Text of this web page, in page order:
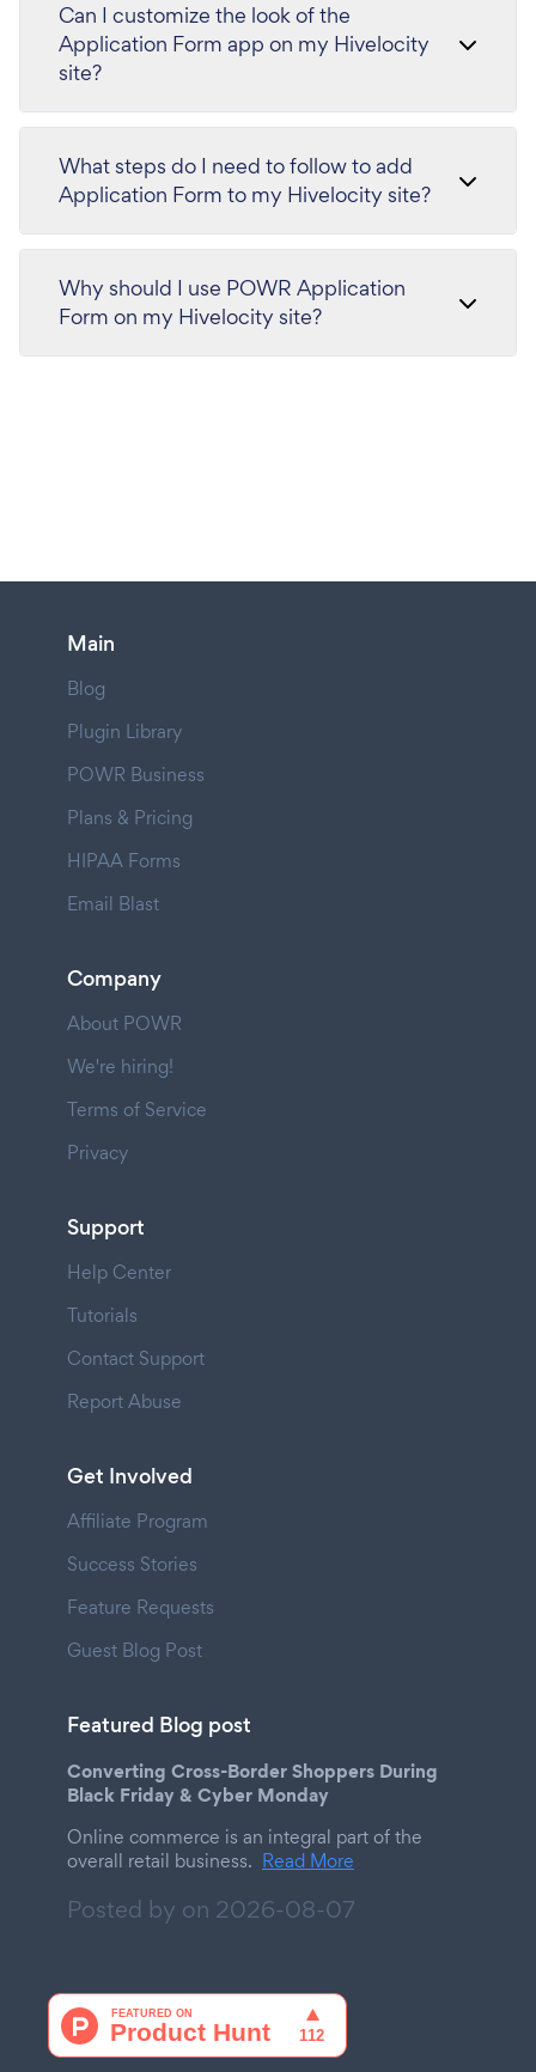
Can I customize the look of the
Application Form app on my Hivelocity
site?
What steps do I need to follow to add
Application Form to my Hivelocity site?
Why should I use POWR Application
Form on my Hivelocity site?
Main
Blog
Plugin Library
POWR Business
Plans & Pricing
HIPAA Forms
Email Blast
Company
About POWR
We're hiring!
Terms of Service
Privacy
Support
Help Center
Tutorials
Contact Support
Report Abuse
Get Involved
Affiliate Program
Success Stories
Feature Requests
Guest Blog Post
Featured Blog post
Converting Cross-Border Shoppers During
Black Friday & Cyber Monday
Online commerce is an integral part of the
overall retail business. Read More
Posted by on 2026-08-07